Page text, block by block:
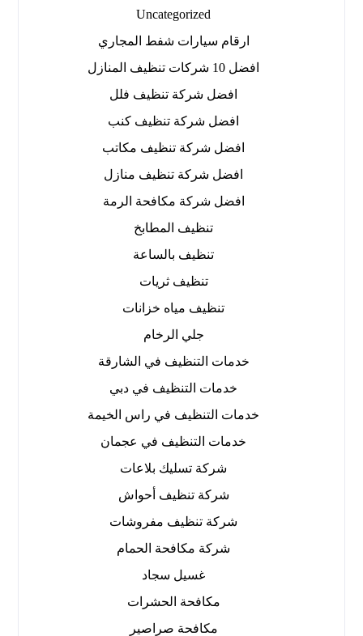
Uncategorized
ارقام سيارات شفط المجاري
افضل 10 شركات تنظيف المنازل
افضل شركة تنظيف فلل
افضل شركة تنظيف كنب
افضل شركة تنظيف مكاتب
افضل شركة تنظيف منازل
افضل شركة مكافحة الرمة
تنظيف المطابخ
تنظيف بالساعة
تنظيف ثريات
تنظيف مياه خزانات
جلي الرخام
خدمات التنظيف في الشارقة
خدمات التنظيف في دبي
خدمات التنظيف في راس الخيمة
خدمات التنظيف في عجمان
شركة تسليك بلاعات
شركة تنظيف أحواش
شركة تنظيف مفروشات
شركة مكافحة الحمام
غسيل سجاد
مكافحة الحشرات
مكافحة صراصير